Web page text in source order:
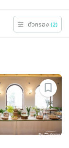
ตัวกรอง (2)